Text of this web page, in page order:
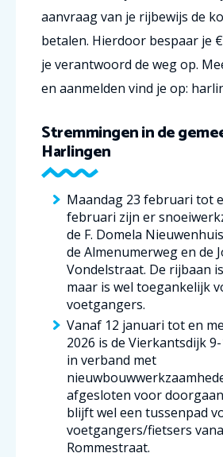
aanvraag van je rijbewijs de
betalen. Hierdoor bespaar je
je verantwoord de weg op.
en aanmelden vind je op:
Stremmingen in de
Harlingen
Maandag 23 februari tot
februari zijn er
de F. Domela
de Almenumerweg en de
Vondelstraat. De rijbaan
maar is wel toegankelijk
voetgangers.
Vanaf 12 januari tot en
2026 is de Vierkantsdijk
in verband met
afgesloten voor
blijft wel een tussenpad
voetgangers/fietsers
Rommestraat.